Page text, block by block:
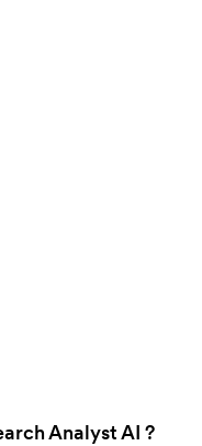
Analyst AI ?